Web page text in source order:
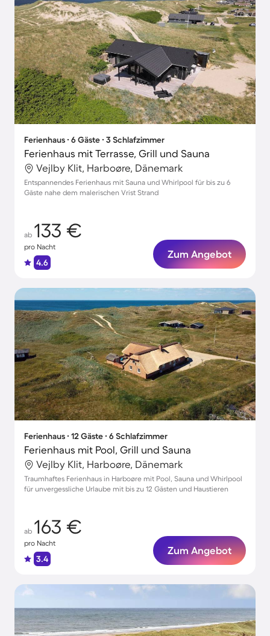
Ferienhaus ∙ 6 Gäste ∙ 3 Schlafzimmer
Ferienhaus mit Terrasse, Grill und Sauna
Vejlby Klit, Harboøre, Dänemark
Entspannendes Ferienhaus mit Sauna und Whirlpool für bis zu 6
Gäste nahe dem malerischen Vrist Strand
ab 133 €
pro Nacht
4.6
Zum Angebot
Ferienhaus ∙ 12 Gäste ∙ 6 Schlafzimmer
Ferienhaus mit Pool, Grill und Sauna
Vejlby Klit, Harboøre, Dänemark
Traumhaftes Ferienhaus in Harboøre mit Pool, Sauna und Whirlpool
für unvergessliche Urlaube mit bis zu 12 Gästen und Haustieren
ab 163 €
pro Nacht
3.4
Zum Angebot